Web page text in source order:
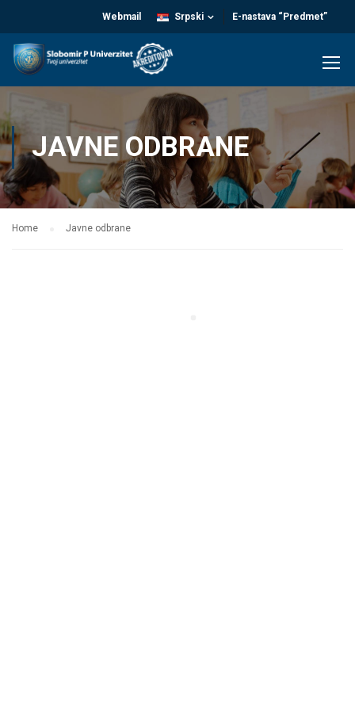
E-nastava “Predmet”
Srpski
Webmail
JAVNE ODBRANE
Home Javne odbrane